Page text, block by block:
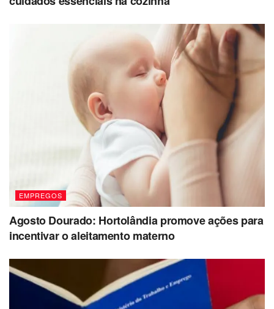
EMPREGOS
Agosto Dourado: Hortolândia promove ações para
incentivar o aleitamento materno